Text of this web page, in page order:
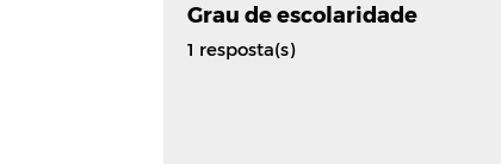
Grau de escolaridade
1 resposta(s)